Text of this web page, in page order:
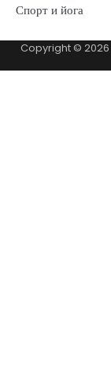
Спорт и йога
Copyright © 2026